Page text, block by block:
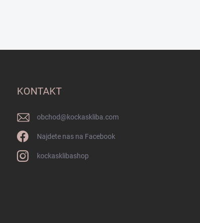
KONTAKT
obchod@kockaskliba.com
Najdete nas na Facebook
kockasklibashop